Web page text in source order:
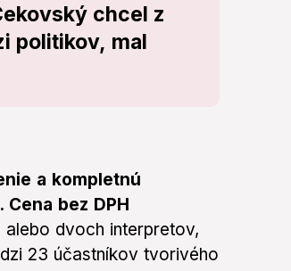
chcel z
politikov, mal
a kompletnú
bez DPH
dvoch interpretov,
23 účastníkov tvorivého